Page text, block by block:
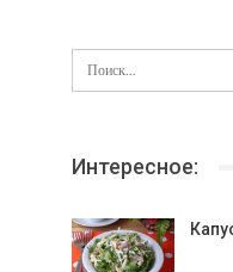
Интересное: